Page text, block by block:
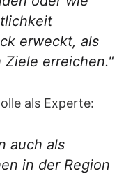
erweckt, als
Ziele erreichen."
als Experte:
auch als
in der Region